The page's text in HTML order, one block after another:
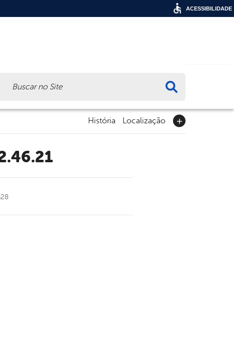
História Localização
ACESSIBILIDADE